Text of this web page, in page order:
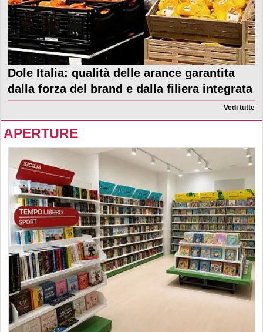
Dole Italia: qualità delle arance garantita
dalla forza del brand e dalla filiera integrata
Vedi tutte
APERTURE